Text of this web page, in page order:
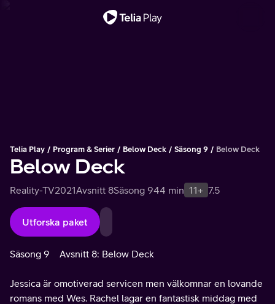
Telia Play Program & Serier Below Deck Säsong 9 Below Deck
Below Deck
Reality-TV2021Avsnitt 8Säsong 944 min 11+ 7.5
Utforska paket
Säsong 9 Avsnitt 8: Below Deck
Jessica är omotiverad servicen men välkomnar en lovande
romans med Wes. Rachel lagar en fantastisk middag med